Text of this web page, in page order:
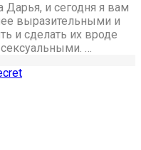
и сегодня я вам
выразительными и
и сделать их вроде
…